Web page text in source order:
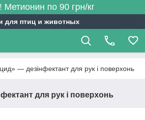
Метионин по 90 грн/кг
для птиц и животных
— дезінфектант для рук і поверхонь
для рук і поверхонь